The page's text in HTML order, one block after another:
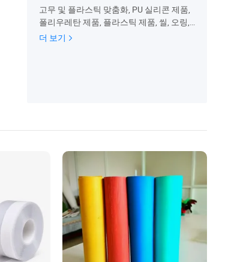
고무 및 플라스틱 맞춤화, PU 실리콘 제품,
폴리우레탄 제품, 플라스틱 제품, 씰, 오링,
실리콘 버튼, 맞춤 서비스, OEM
더 보기